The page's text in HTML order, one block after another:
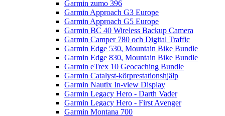
Garmin zumo 396
Garmin Approach G3 Europe
Garmin Approach G5 Europe
Garmin BC 40 Wireless Backup Camera
Garmin Camper 780 och Digital Traffic
Garmin Edge 530, Mountain Bike Bundle
Garmin Edge 830, Mountain Bike Bundle
Garmin eTrex 10 Geocaching Bundle
Garmin Catalyst-körprestationshjälp
Garmin Nautix In-view Display
Garmin Legacy Hero - Darth Vader
Garmin Legacy Hero - First Avenger
Garmin Montana 700